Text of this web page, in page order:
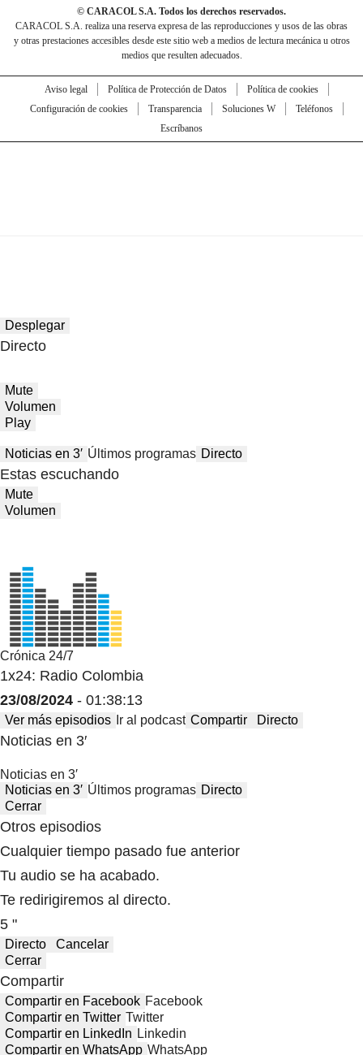
© CARACOL S.A. Todos los derechos reservados.
CARACOL S.A. realiza una reserva expresa de las reproducciones y usos de las obras
y otras prestaciones accesibles desde este sitio web a medios de lectura mecánica u otros
medios que resulten adecuados.
Aviso legal Política de Protección de Datos
Política de cookies
Configuración de cookies
Transparencia Soluciones W
Teléfonos
Escríbanos
Desplegar
Directo
Mute
Volumen
Play
Noticias en 3′ Últimos programas Directo
Estas escuchando
Mute
Volumen
Crónica 24/7
1x24: Radio Colombia
23/08/2024 - 01:38:13
Ver más episodios Ir al podcast Compartir Directo
Noticias en 3′
Noticias en 3′
Noticias en 3′ Últimos programas Directo
Cerrar
Otros episodios
Cualquier tiempo pasado fue anterior
Tu audio se ha acabado.
Te redirigiremos al directo.
5 "
Directo
Cancelar
Cerrar
Compartir
Compartir en Facebook Facebook
Compartir en Twitter Twitter
Compartir en LinkedIn Linkedin
Compartir en WhatsApp WhatsApp